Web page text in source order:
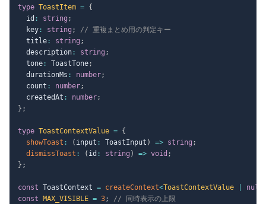
type ToastItem = {
  id
: string ;
  key
: string ;
// 重複まとめ用の判定キー
  title
: string ;
  description
: string ;
  tone
: ToastTone;
  durationMs
: number;
  count
: number;
  createdAt
: number;
} ;
type ToastContextValue = {
showToast : ( input : ToastInput ) => string ;
dismissToast : ( id : string ) => void ;
} ;
const ToastContext = createContext<ToastContextValue null
const
MAX_VISIBLE = 3; // 同時表示の上限